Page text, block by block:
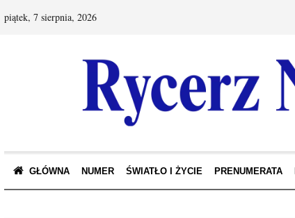
piątek, 7 sierpnia, 2026
GŁÓWNA NUMER ŚWIATŁO I ŻYCIE PRENUMERATA